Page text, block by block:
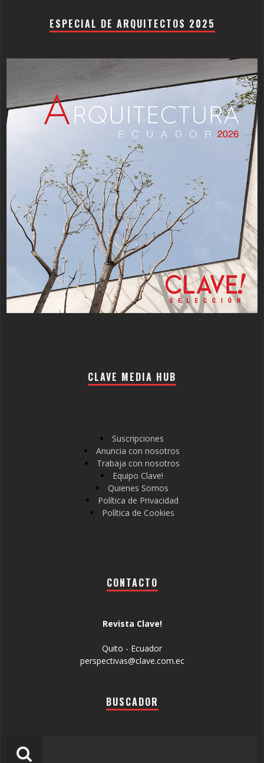
ESPECIAL DE ARQUITECTOS 2025
CLAVE MEDIA HUB
Suscripciones
Anuncia con nosotros
Trabaja con nosotros
Equipo Clave!
Quienes Somos
Política de Privacidad
Política de Cookies
CONTACTO
Revista Clave!
Quito - Ecuador
perspectivas@clave.com.ec
BUSCADOR